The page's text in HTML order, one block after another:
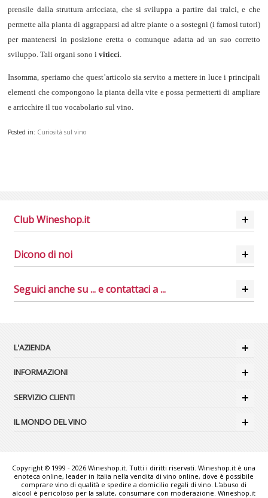
prensile dalla struttura arricciata, che si sviluppa a partire dai tralci, e che
permette alla pianta di aggrapparsi ad altre piante o a sostegni (i famosi tutori)
per mantenersi in posizione eretta o comunque adatta ad un suo corretto
sviluppo. Tali organi sono iviticci.
Insomma, speriamo che quest’articolo sia servito a mettere in luce i principali
elementi che compongono la pianta della vite e possa permetterti di ampliare
e arricchire il tuo vocabolario sul vino.
Posted in: Curiosità sul vino
Club Wineshop.it
Dicono di noi
Seguici anche su ... e contattaci a ...
L'AZIENDA
INFORMAZIONI
SERVIZIO CLIENTI
IL MONDO DEL VINO
Copyright © 1999 - 2026 Wineshop.it. Tutti i diritti riservati. Wineshop.it è una
enoteca online, leader in Italia nella vendita di vino online, dove è possibile
comprare vino di qualità e spedire a domicilio regali di vino. L'abuso di
alcool è pericoloso per la salute, consumare con moderazione. Wineshop.it